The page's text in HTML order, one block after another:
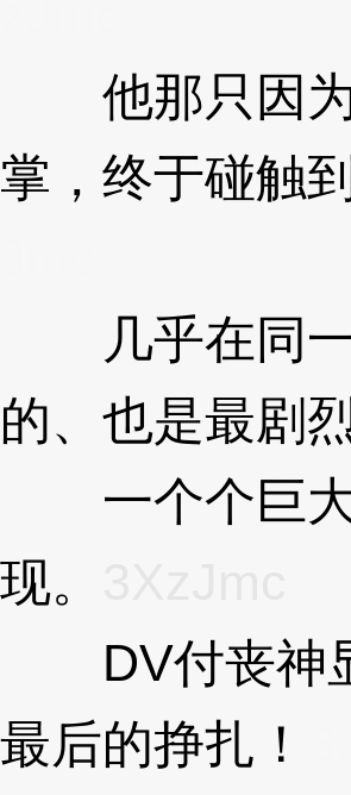
他那只因为
掌，终于碰触
几乎在同一
的、也是最剧
一个个巨大
现。
DV付丧神显
最后的挣扎！